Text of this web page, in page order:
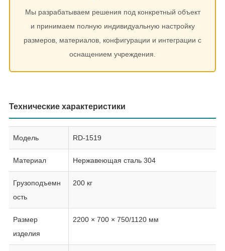
Мы разрабатываем решения под конкретный объект
и принимаем полную индивидуальную настройку
размеров, материалов, конфигурации и интеграции с
оснащением учреждения.
Технические характеристики
Модель RD-1519
Материал Нержавеющая сталь 304
Грузоподъемн
ость
200 кг
Размер
изделия
2200 × 700 × 750/1120 мм